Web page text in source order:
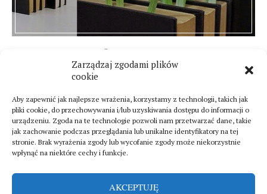
Zarządzaj zgodami plików
cookie
Aby zapewnić jak najlepsze wrażenia, korzystamy z technologii, takich jak
pliki cookie, do przechowywania i/lub uzyskiwania dostępu do informacji o
urządzeniu. Zgoda na te technologie pozwoli nam przetwarzać dane, takie
jak zachowanie podczas przeglądania lub unikalne identyfikatory na tej
stronie. Brak wyrażenia zgody lub wycofanie zgody może niekorzystnie
wpłynąć na niektóre cechy i funkcje.
AKCEPTUJĘ
34 komentarze